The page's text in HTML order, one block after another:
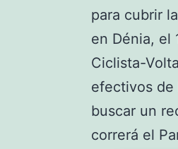
para cubrir
en Dénia, el
Ciclista-
efectivos de
buscar un
correrá el